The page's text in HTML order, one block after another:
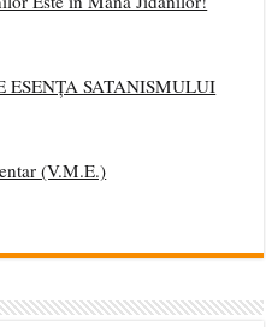
ESENȚA SATANISMULUI
(V.M.E.)